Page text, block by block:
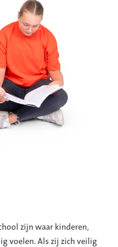
zijn waar kinderen,
voelen. Als zij zich veilig